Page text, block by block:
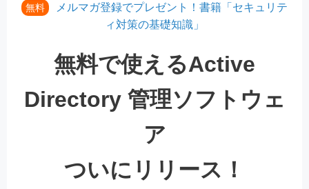
無料
メルマガ登録でプレゼント！書籍「セキュリテ
ィ対策の基礎知識」
無料で使えるActive
Directory 管理ソフトウェ
ア
ついにリリース！